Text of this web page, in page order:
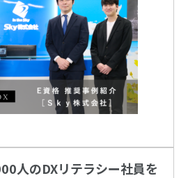
人のDXリテラシー社員を